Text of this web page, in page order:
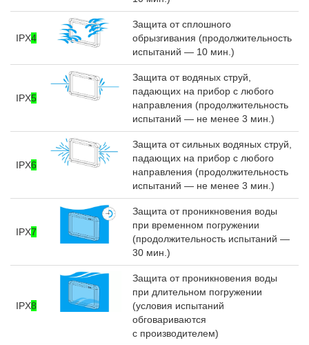
IPX4
Защита от сплошного
обрызгивания (продолжительность
испытаний — 10 мин.)
IPX5
Защита от водяных струй,
падающих на прибор с любого
направления (продолжительность
испытаний — не менее 3 мин.)
IPX6
Защита от сильных водяных струй,
падающих на прибор с любого
направления (продолжительность
испытаний — не менее 3 мин.)
IPX7
Защита от проникновения воды
при временном погружении
(продолжительность испытаний —
30 мин.)
IPX8
Защита от проникновения воды
при длительном погружении
(условия испытаний
обговариваются
с производителем)